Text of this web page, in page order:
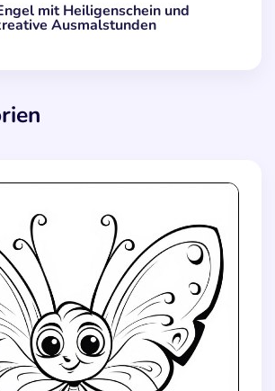
mit Heiligenschein und
Ausmalstunden